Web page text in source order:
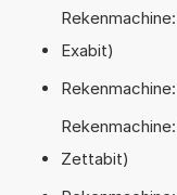
Exabit)
Zettabit)